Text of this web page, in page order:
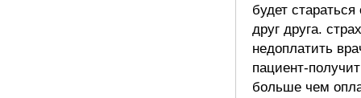
будет стараться
друг друга.
недоплатить
пациент-
больше чем